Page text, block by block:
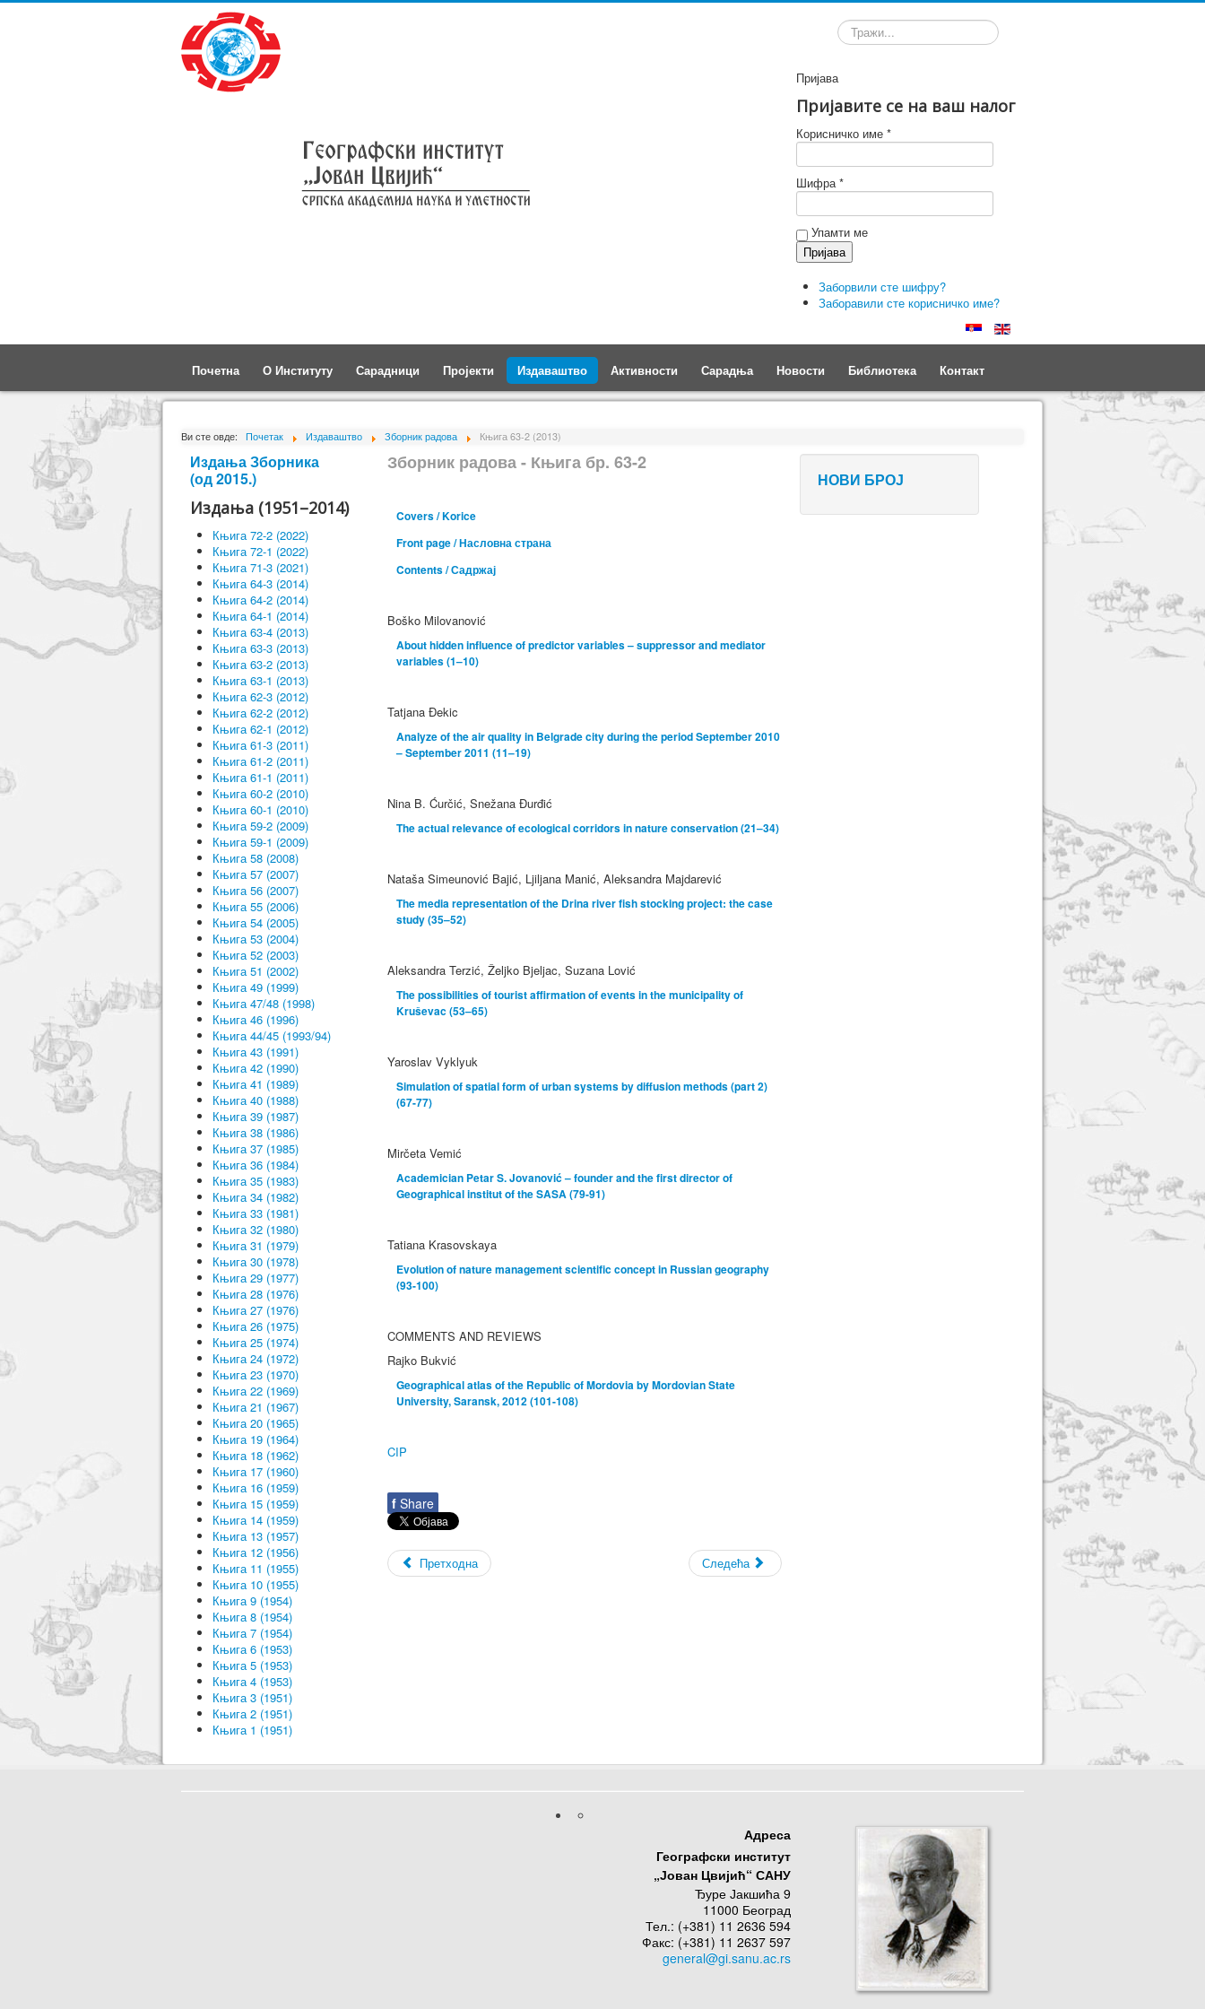
Претрага
Пријава
Пријавите се на ваш налог
Корисничко име *
Шифра *
Упамти ме
Заборвили сте шифру?
Заборавили сте корисничко име?
Почетна О Институту Сарадници Пројекти Издаваштво Активности Сарадња Новости Библиотека Контакт
Ви сте овде: Почетак Издаваштво Зборник радова Књига 63-2 (2013)
Издања Зборника
(од 2015.)
Издања (1951–2014)
Књига 72-2 (2022)
Књига 72-1 (2022)
Књига 71-3 (2021)
Књига 64-3 (2014)
Књига 64-2 (2014)
Књига 64-1 (2014)
Књига 63-4 (2013)
Књига 63-3 (2013)
Књига 63-2 (2013)
Књига 63-1 (2013)
Књига 62-3 (2012)
Књига 62-2 (2012)
Књига 62-1 (2012)
Књига 61-3 (2011)
Књига 61-2 (2011)
Књига 61-1 (2011)
Књига 60-2 (2010)
Књига 60-1 (2010)
Књига 59-2 (2009)
Књига 59-1 (2009)
Књига 58 (2008)
Књига 57 (2007)
Књига 56 (2007)
Књига 55 (2006)
Књига 54 (2005)
Књига 53 (2004)
Књига 52 (2003)
Књига 51 (2002)
Књига 49 (1999)
Књига 47/48 (1998)
Књига 46 (1996)
Књига 44/45 (1993/94)
Књига 43 (1991)
Књига 42 (1990)
Књига 41 (1989)
Књига 40 (1988)
Књига 39 (1987)
Књига 38 (1986)
Књига 37 (1985)
Књига 36 (1984)
Књига 35 (1983)
Књига 34 (1982)
Књига 33 (1981)
Књига 32 (1980)
Књига 31 (1979)
Књига 30 (1978)
Књига 29 (1977)
Књига 28 (1976)
Књига 27 (1976)
Књига 26 (1975)
Књига 25 (1974)
Књига 24 (1972)
Књига 23 (1970)
Књига 22 (1969)
Књига 21 (1967)
Књига 20 (1965)
Књига 19 (1964)
Књига 18 (1962)
Књига 17 (1960)
Књига 16 (1959)
Књига 15 (1959)
Књига 14 (1959)
Књига 13 (1957)
Књига 12 (1956)
Књига 11 (1955)
Књига 10 (1955)
Књига 9 (1954)
Књига 8 (1954)
Књига 7 (1954)
Књига 6 (1953)
Књига 5 (1953)
Књига 4 (1953)
Књига 3 (1951)
Књига 2 (1951)
Књига 1 (1951)
Зборник радова - Књига бр. 63-2
Covers / Korice
Front page / Насловна страна
Contents / Садржај
Boško Milovanović
About hidden influence of predictor variables – suppressor and mediator
variables (1–10)
Tatjana Đekic
Analyze of the air quality in Belgrade city during the period September 2010
– September 2011 (11–19)
Nina B. Ćurčić, Snežana Đurđić
The actual relevance of ecological corridors in nature conservation (21–34)
Nataša Simeunović Bajić, Ljiljana Manić, Aleksandra Majdarević
The media representation of the Drina river fish stocking project: the case
study (35–52)
Aleksandra Terzić, Željko Bjeljac, Suzana Lović
The possibilities of tourist affirmation of events in the municipality of
Kruševac (53–65)
Yaroslav Vyklyuk
Simulation of spatial form of urban systems by diffusion methods (part 2)
(67-77)
Mirčeta Vemić
Academician Petar S. Jovanović – founder and the first director of
Geographical institut of the SASA (79-91)
Tatiana Krasovskaya
Evolution of nature management scientific concept in Russian geography
(93-100)
COMMENTS AND REVIEWS
Rajko Bukvić
Geographical atlas of the Republic of Mordovia by Mordovian State
University, Saransk, 2012 (101-108)
CIP
f Share
Претходна Следећа
НОВИ БРОЈ
Адреса
Географски институт
„Јован Цвијић“ САНУ
Ђуре Јакшића 9
11000 Београд
Тел.: (+381) 11 2636 594
Факс: (+381) 11 2637 597